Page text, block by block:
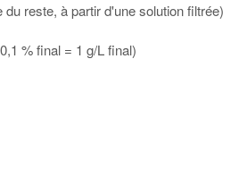
reste, à partir d'une solution filtrée)
% final = 1 g/L final)